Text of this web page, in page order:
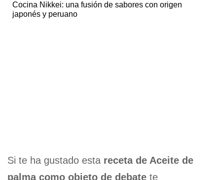
Cocina Nikkei: una fusión de sabores con origen
japonés y peruano
Si te ha gustado esta receta de Aceite de
palma como objeto de debate te